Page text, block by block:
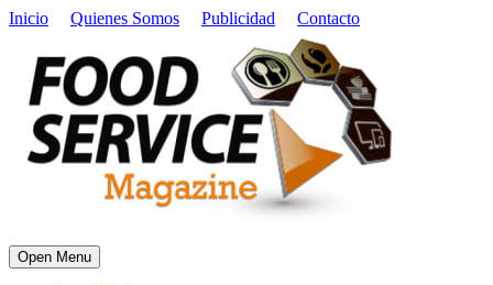
Inicio Quienes Somos Publicidad Contacto
Open Menu